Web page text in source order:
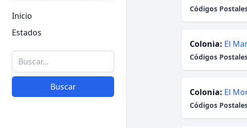
Inicio
Estados
Buscar
Códigos
Colonia: El
Códigos
Colonia: El
Códigos